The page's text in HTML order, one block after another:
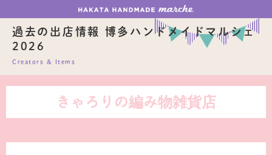
過去の出店情報 博多ハンドメイドマルシェ
2026
Creators & Items
きゃろりの編み物雑貨店